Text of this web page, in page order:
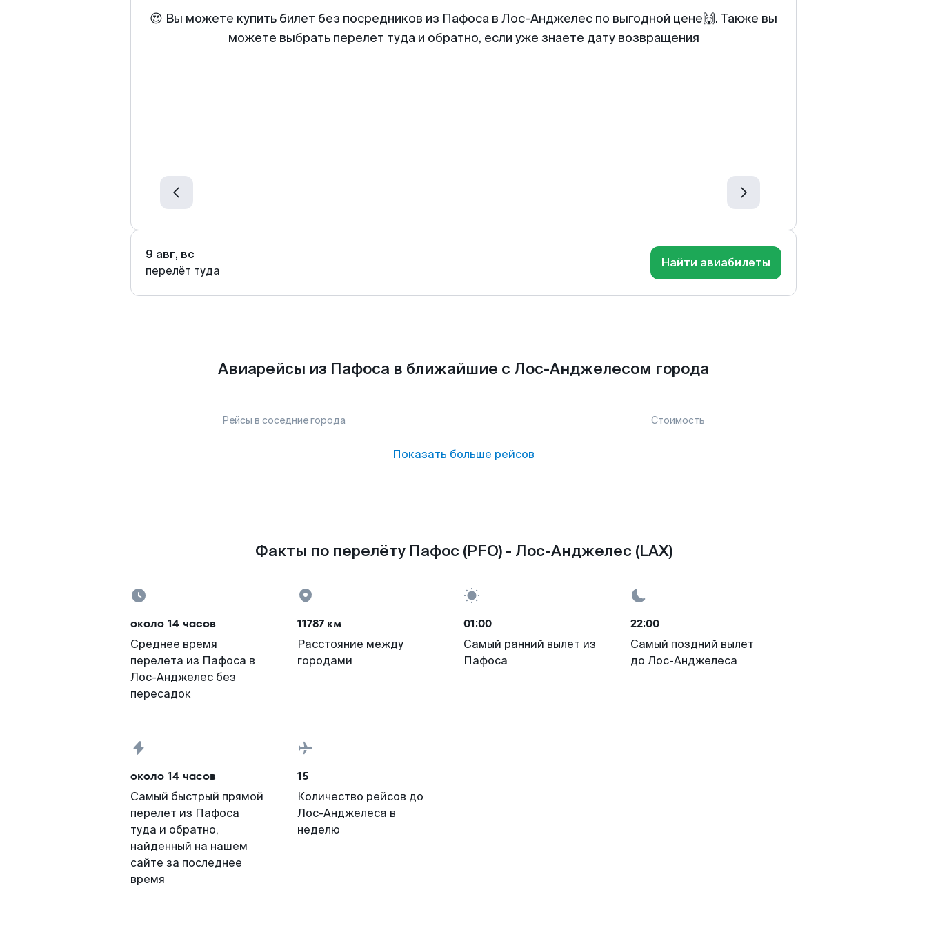
😍 Вы можете купить билет без посредников из Пафоса в Лос-Анджелес по выгодной цене🙌. Также вы
можете выбрать перелет туда и обратно, если уже знаете дату возвращения
9 авг, вс
перелёт туда
Найти авиабилеты
Авиарейсы из Пафоса в ближайшие с Лос-Анджелесом города
Рейсы в соседние города Стоимость
Показать больше рейсов
Факты по перелёту Пафос (PFO) - Лос-Анджелес (LAX)
около 14 часов
Среднее время
перелета из Пафоса в
Лос-Анджелес без
пересадок
11787 км
Расстояние между
городами
01:00
Самый ранний вылет из
Пафоса
22:00
Самый поздний вылет
до Лос-Анджелеса
около 14 часов
Самый быстрый прямой
перелет из Пафоса
туда и обратно,
найденный на нашем
сайте за последнее
время
15
Количество рейсов до
Лос-Анджелеса в
неделю